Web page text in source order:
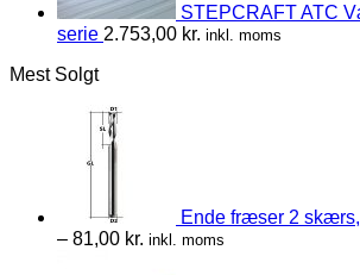
STEPCRAFT ATC
serie 2.753,00 kr. inkl. moms
Mest Solgt
Ende fræser 2
– 81,00 kr. inkl. moms